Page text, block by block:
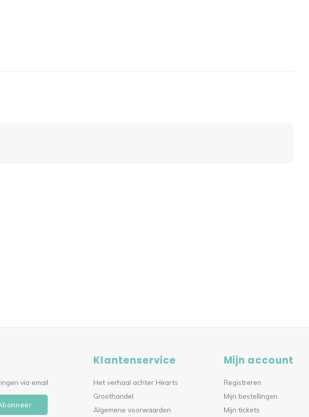
via email
Klantenservice
Het verhaal achter Hearts
Groothandel
Algemene voorwaarden
Mijn account
Registreren
Mijn bestellingen
Mijn tickets